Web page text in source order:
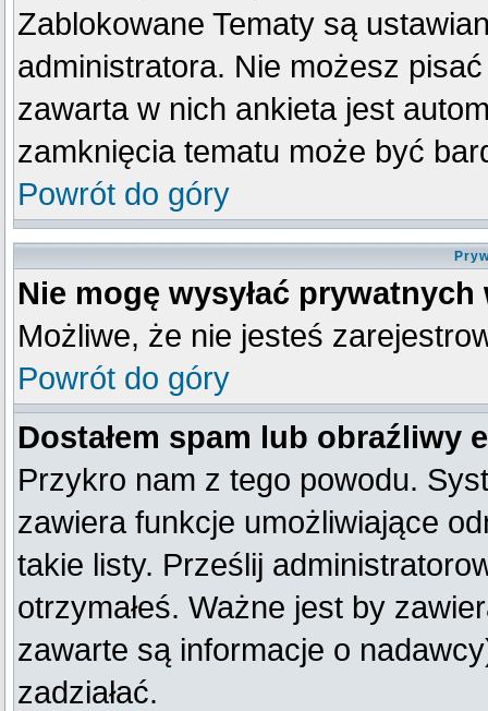
Zablokowane Tematy są
administratora. Nie możesz
zawarta w nich ankieta jest
zamknięcia tematu może być
Powrót do góry
Nie mogę wysyłać
Możliwe, że nie jesteś
Powrót do góry
Dostałem spam lub obraźliwy
Przykro nam z tego powodu.
zawiera funkcje umożliwiające
takie listy. Prześlij
otrzymałeś. Ważne jest by
zawarte są informacje o
zadziałać.